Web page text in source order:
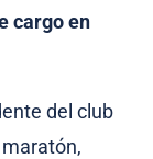
cargo en
del club